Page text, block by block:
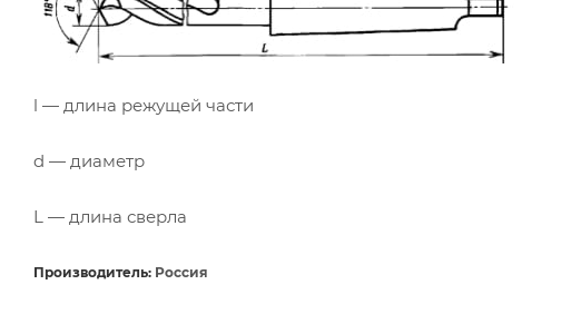
l — длина режущей части
d — диаметр
L — длина сверла
Производитель: Россия